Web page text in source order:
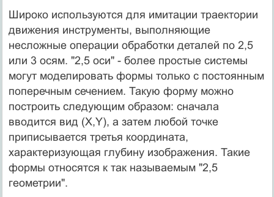
Широко используются для имитации траектории
движения инструменты, выполняющие
несложные операции обработки деталей по 2,5
или 3 осям. "2,5 оси" - более простые системы
могут моделировать формы только с постоянным
поперечным сечением. Такую форму можно
построить следующим образом: сначала
вводится вид (X,Y), а затем любой точке
приписывается третья координата,
характеризующая глубину изображения. Такие
формы относятся к так называемым "2,5
геометрии".